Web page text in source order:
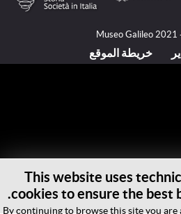
للبحر الأبيض المتوسط
من الزمان، وحتى معركة ليبانتو
التجارة التقليدية باتجاه
وكذلك البرتغاليون والإسبان، إلى
خريطة الموقع
This website uses
cookies to ensure the best
By continuing to browse this site you are